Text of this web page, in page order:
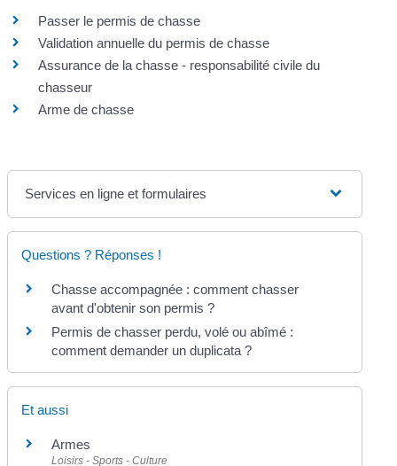
Passer le permis de chasse
Validation annuelle du permis de chasse
Assurance de la chasse - responsabilité civile du
chasseur
Arme de chasse
Services en ligne et formulaires
Questions ? Réponses !
Chasse accompagnée : comment chasser
avant d'obtenir son permis ?
Permis de chasser perdu, volé ou abîmé :
comment demander un duplicata ?
Et aussi
Armes
Loisirs - Sports - Culture